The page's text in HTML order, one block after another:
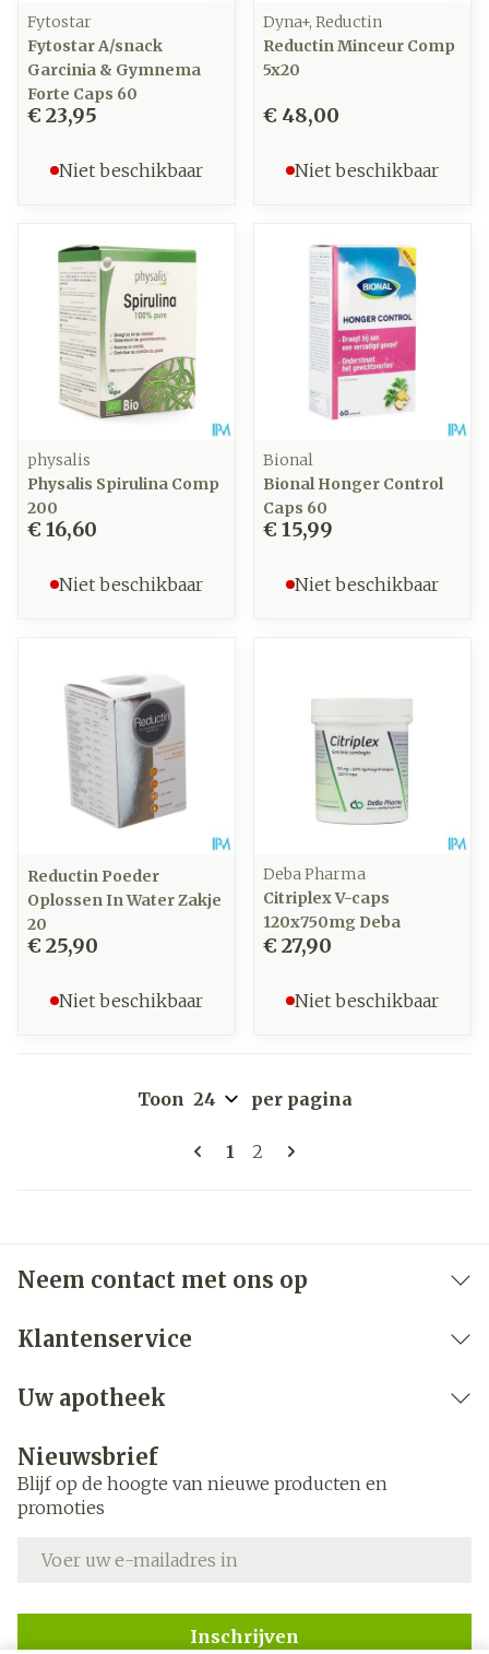
Fytostar
Fytostar A/snack
Garcinia & Gymnema
Forte Caps 60
€ 23,95
Niet beschikbaar
Dyna+, Reductin
Reductin Minceur Comp
5x20
€ 48,00
Niet beschikbaar
physalis
Physalis Spirulina Comp
200
€ 16,60
Niet beschikbaar
Bional
Bional Honger Control
Caps 60
€ 15,99
Niet beschikbaar
Reductin Poeder
Oplossen In Water Zakje
20
€ 25,90
Niet beschikbaar
Deba Pharma
Citriplex V-caps
120x750mg Deba
€ 27,90
Niet beschikbaar
Pagina's
U lees momenteel pagina
1 Pagina
2
Toon per pagina
Neem contact met ons op
Klantenservice
Uw apotheek
Nieuwsbrief
Blijf op de hoogte van nieuwe producten en
promoties
Inschrijven